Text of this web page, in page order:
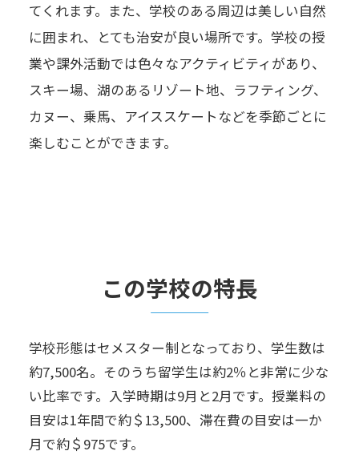
てくれます。また、学校のある周辺は美しい自然
に囲まれ、とても治安が良い場所です。学校の授
業や課外活動では色々なアクティビティがあり、
スキー場、湖のあるリゾート地、ラフティング、
カヌー、乗馬、アイススケートなどを季節ごとに
楽しむことができます。
この学校の特長
学校形態はセメスター制となっており、学生数は
約7,500名。そのうち留学生は約2％と非常に少な
い比率です。入学時期は9月と2月です。授業料の
目安は1年間で約＄13,500、滞在費の目安は一か
月で約＄975です。